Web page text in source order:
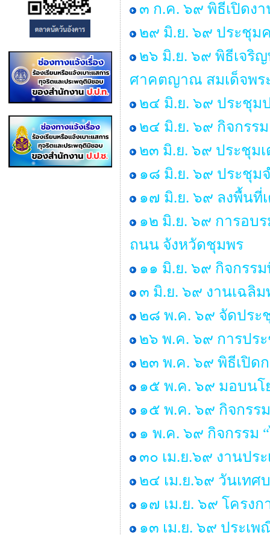
๓ ก.ค. ๖๙ พิธีเปิดงา
๒๙ มิ.ย. ๖๙ ประชุม
๒๖ มิ.ย. ๖๙ พิธีเจริ
ศาคตญาณ สมเด็จพร
๒๔ มิ.ย. ๖๙ ประชุม
๒๔ มิ.ย. ๖๙ กิจกรร
๒๓ มิ.ย. ๖๙ ประชุม
๑๘ มิ.ย. ๖๙ ประชุม
๑๗ มิ.ย. ๖๙ ลงพื้นที่
๑๒ มิ.ย. ๖๙ การอบ
ถนน จังหวัดชุมพร
๑๑ มิ.ย. ๖๙ กิจกรร
๓ มิ.ย. ๖๙ งานเฉลิ
๒๘ พ.ค. ๖๙ จัดประ
๒๖ พ.ค. ๖๙ การปร
๒๓ พ.ค. ๖๙ พิธีเปิด
๑๕ พ.ค. ๖๙ มอบนโ
๑๕ พ.ค. ๖๙ กิจกรร
๑ พ.ค. ๖๙ กิจกรรม
๓๐ เม.ย.๖๙ งานปร
๒๔ เม.ย.๖๙ วันเท
๑๗ เม.ย. ๖๙ โครง
๑๓ เม.ย. ๖๙ ประเ